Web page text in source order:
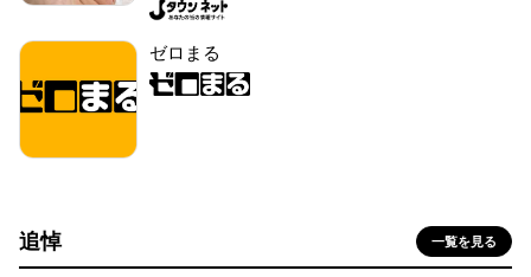
ゼロまる
追悼 一覧を見る